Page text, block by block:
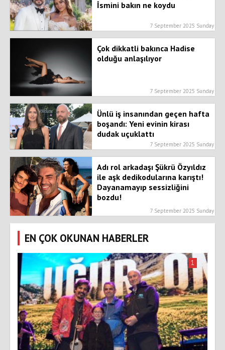
İsmini bakın ne koydu
7 September 2025 Sunday
Çok dikkatli bakınca Hadise
olduğu anlaşılıyor
7 September 2025 Sunday
Ünlü iş insanından geçen hafta
boşandı: Yeni evinin kirası
dudak uçuklattı
7 September 2025 Sunday
Adı rol arkadaşı Şükrü Özyıldız
ile aşk dedikodularına karıştı!
Dayanamayıp sessizliğini
bozdu!
7 September 2025 Sunday
EN ÇOK OKUNAN HABERLER
1